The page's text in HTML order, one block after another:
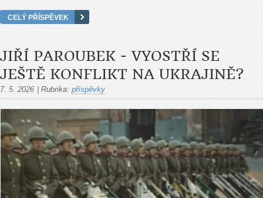
CELÝ PŘÍSPĚVEK
JIŘÍ PAROUBEK - VYOSTŘÍ SE
JEŠTĚ KONFLIKT NA UKRAJINĚ?
7. 5. 2026 Rubrika: příspěvky